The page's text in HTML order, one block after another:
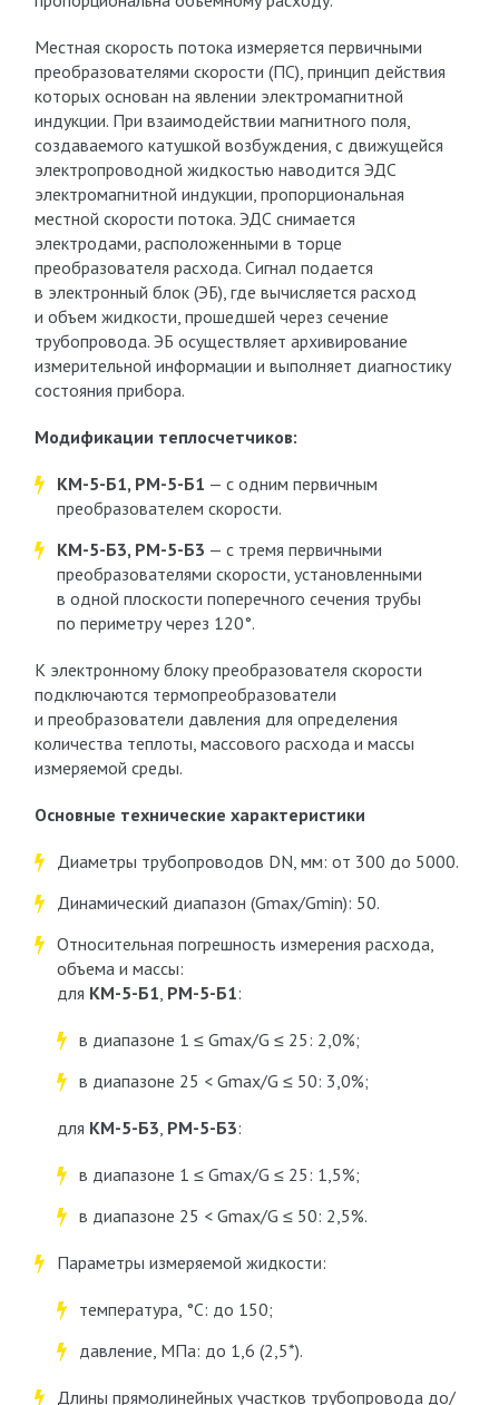
Местная скорость потока измеряется первичными
преобразователями скорости (ПС), принцип действия
которых основан на явлении электромагнитной
индукции. При взаимодействии магнитного поля,
создаваемого катушкой возбуждения, с движущейся
электропроводной жидкостью наводится ЭДС
электромагнитной индукции, пропорциональная
местной скорости потока. ЭДС снимается
электродами, расположенными в торце
преобразователя расхода. Сигнал подается
в электронный блок (ЭБ), где вычисляется расход
и объем жидкости, прошедшей через сечение
трубопровода. ЭБ осуществляет архивирование
измерительной информации и выполняет диагностику
состояния прибора.
Модификации теплосчетчиков:
КМ-5-Б1, РМ-5-Б1 — с одним первичным
преобразователем скорости.
КМ-5-Б3, РМ-5-Б3 — с тремя первичными
преобразователями скорости, установленными
в одной плоскости поперечного сечения трубы
по периметру через 120°.
К электронному блоку преобразователя скорости
подключаются термопреобразователи
и преобразователи давления для определения
количества теплоты, массового расхода и массы
измеряемой среды.
Основные технические характеристики
Диаметры трубопроводов DN, мм: от 300 до 5000.
Динамический диапазон (Gmax/Gmin): 50.
Относительная погрешность измерения расхода,
объема и массы:
для КМ-5-Б1, РМ-5-Б1:
в диапазоне 1 ≤ Gmax/G ≤ 25: 2,0%;
в диапазоне 25 < Gmax/G ≤ 50: 3,0%;
для КМ-5-Б3, РМ-5-Б3:
в диапазоне 1 ≤ Gmax/G ≤ 25: 1,5%;
в диапазоне 25 < Gmax/G ≤ 50: 2,5%.
Параметры измеряемой жидкости:
температура, °C: до 150;
давление, МПа: до 1,6 (2,5*).
Длины прямолинейных участков трубопровода до/